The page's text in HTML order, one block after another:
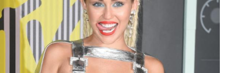
Untermenü
Untermenü
Untermenü